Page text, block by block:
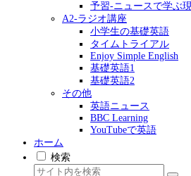
予習-ニュースで学ぶ
A2-ラジオ講座
小学生の基礎英語
タイムトライアル
Enjoy Simple English
基礎英語1
基礎英語2
その他
英語ニュース
BBC Learning
YouTubeで英語
ホーム
検索